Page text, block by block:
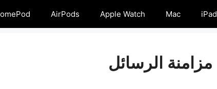
iPad
Mac
Apple Watch
AirPods
مزامنة الرسائل